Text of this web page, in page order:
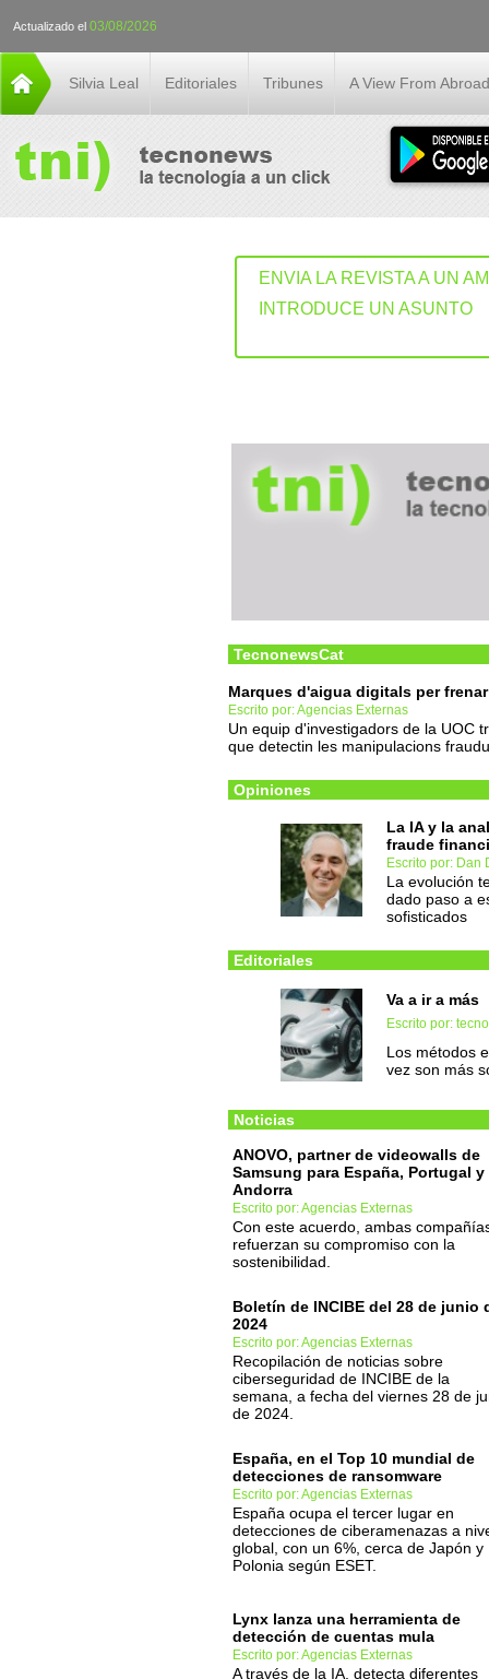
Actualizado el 03/08/2026
Silvia Leal Editoriales Tribunes A View From Abroad
ENVIA LA REVISTA A UN
INTRODUCE UN ASUNTO
TecnonewsCat
Marques d'aigua digitals per
Escrito por: Agencias Externas
Un equip d'investigadors de la UOC
que detectin les manipulacions
Opiniones
La IA y la
fraude
Escrito por: Dan
La evolución
dado paso a
sofisticados
Editoriales
Va a ir a más
Escrito por:
Los métodos
vez son más
Noticias
ANOVO, partner de videowalls de
Samsung para España, Portugal y
Andorra
Escrito por: Agencias Externas
Con este acuerdo, ambas
refuerzan su compromiso con la
sostenibilidad.
Boletín de INCIBE del 28 de junio
2024
Escrito por: Agencias Externas
Recopilación de noticias sobre
ciberseguridad de INCIBE de la
semana, a fecha del viernes 28 de
de 2024.
España, en el Top 10 mundial de
detecciones de ransomware
Escrito por: Agencias Externas
España ocupa el tercer lugar en
detecciones de ciberamenazas a
global, con un 6%, cerca de Japón y
Polonia según ESET.
Lynx lanza una herramienta de
detección de cuentas mula
Escrito por: Agencias Externas
A través de la IA, detecta diferentes